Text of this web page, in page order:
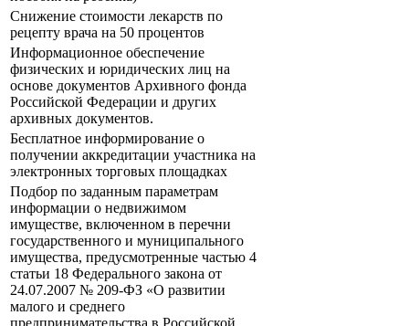
Снижение стоимости лекарств по
рецепту врача на 50 процентов
Информационное обеспечение
физических и юридических лиц на
основе документов Архивного фонда
Российской Федерации и других
архивных документов.
Бесплатное информирование о
получении аккредитации участника на
электронных торговых площадках
Подбор по заданным параметрам
информации о недвижимом
имуществе, включенном в перечни
государственного и муниципального
имущества, предусмотренные частью 4
статьи 18 Федерального закона от
24.07.2007 № 209-ФЗ «О развитии
малого и среднего